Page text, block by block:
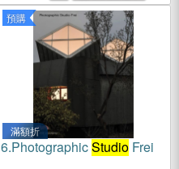
預購
滿額折
6.PhotographicStudioFrei